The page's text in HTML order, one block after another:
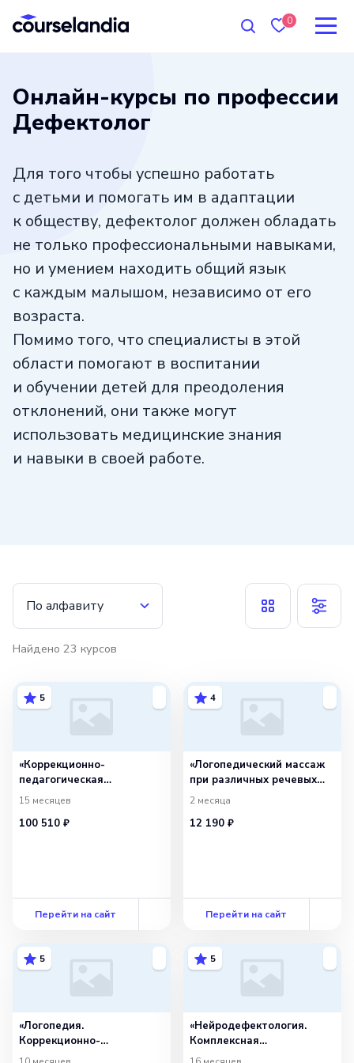
0
Онлайн-курсы по профессии
Дефектолог
Для того чтобы успешно работать
с детьми и помогать им в адаптации
к обществу, дефектолог должен обладать
не только профессиональными навыками,
но и умением находить общий язык
с каждым малышом, независимо от его
возраста.
Помимо того, что специалисты в этой
области помогают в воспитании
и обучении детей для преодоления
отклонений, они также могут
использовать медицинские знания
и навыки в своей работе.
и адаптации. Специалист должен уметь
научить ребенка справляться
преодолевать трудности, а также уметь
мотивировать его к достижению
поставленных целей.
По алфавиту
Найдено 23 курсов
5
«Коррекционно-
педагогическая
и логопедическая работа
с дополнительной
специализацией в области
(профиль: нарушения
речи)»
15 месяцев
100 510 ₽
Перейти на сайт
4
«Логопедический массаж
при различных речевых
нарушениях»
2 месяца
12 190 ₽
Перейти на сайт
5
«Логопедия.
Коррекционно-
педагогическая
5
«Нейродефектология.
Комплексная
реабилитация лиц